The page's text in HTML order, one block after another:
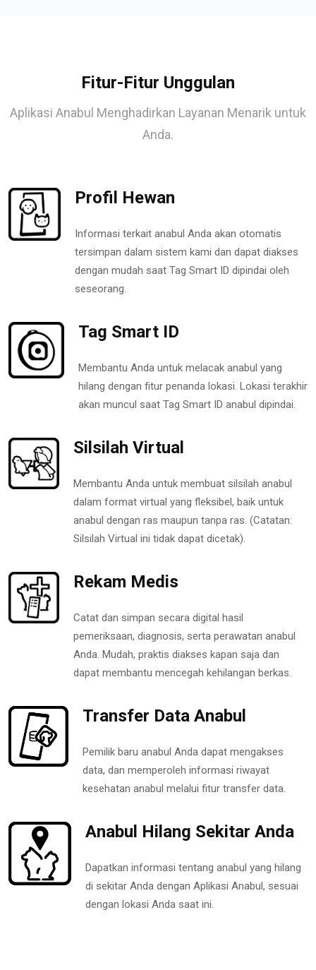
Fitur-Fitur Unggulan
Aplikasi Anabul Menghadirkan Layanan Menarik untuk
Anda.
Profil Hewan
Informasi terkait anabul Anda akan otomatis
tersimpan dalam sistem kami dan dapat diakses
dengan mudah saat Tag Smart ID dipindai oleh
seseorang.
Tag Smart ID
Membantu Anda untuk melacak anabul yang
hilang dengan fitur penanda lokasi. Lokasi terakhir
akan muncul saat Tag Smart ID anabul dipindai.
Silsilah Virtual
Membantu Anda untuk membuat silsilah anabul
dalam format virtual yang fleksibel, baik untuk
anabul dengan ras maupun tanpa ras. (Catatan:
Silsilah Virtual ini tidak dapat dicetak).
Rekam Medis
Catat dan simpan secara digital hasil
pemeriksaan, diagnosis, serta perawatan anabul
Anda. Mudah, praktis diakses kapan saja dan
dapat membantu mencegah kehilangan berkas.
Transfer Data Anabul
Pemilik baru anabul Anda dapat mengakses
data, dan memperoleh informasi riwayat
kesehatan anabul melalui fitur transfer data.
Anabul Hilang Sekitar Anda
Dapatkan informasi tentang anabul yang hilang
di sekitar Anda dengan Aplikasi Anabul, sesuai
dengan lokasi Anda saat ini.